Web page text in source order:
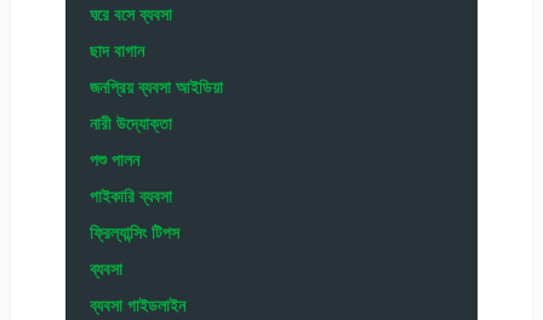
ঘরে বসে ব্যবসা
ছাদ বাগান
জনপ্রিয় ব্যবসা আইডিয়া
নারী উদ্যোক্তা
পশু পালন
পাইকারি ব্যবসা
ফ্রিল্যান্সিং টিপস
ব্যবসা
ব্যবসা গাইডলাইন